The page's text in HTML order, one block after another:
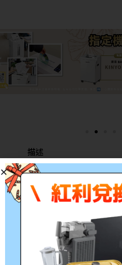
描述
除了有標示贈送基本安
大型顯示器，其他請勿選
若選擇錯誤會由專人電話